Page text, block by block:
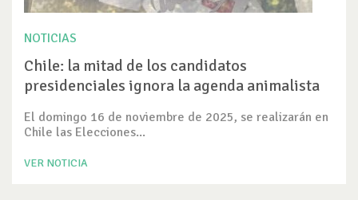
NOTICIAS
Chile: la mitad de los candidatos
presidenciales ignora la agenda animalista
El domingo 16 de noviembre de 2025, se realizarán en
Chile las Elecciones...
VER NOTICIA